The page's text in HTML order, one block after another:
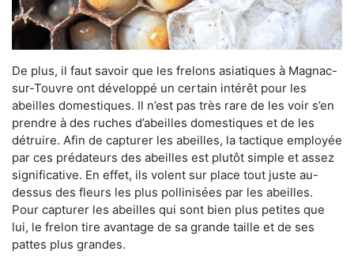
De plus, il faut savoir que les frelons asiatiques à Magnac-
sur-Touvre ont développé un certain intérêt pour les
abeilles domestiques. Il n’est pas très rare de les voir s’en
prendre à des ruches d’abeilles domestiques et de les
détruire. Afin de capturer les abeilles, la tactique employée
par ces prédateurs des abeilles est plutôt simple et assez
significative. En effet, ils volent sur place tout juste au-
dessus des fleurs les plus pollinisées par les abeilles.
Pour capturer les abeilles qui sont bien plus petites que
lui, le frelon tire avantage de sa grande taille et de ses
pattes plus grandes.